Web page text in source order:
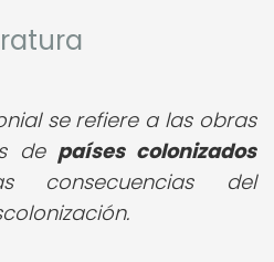
se refiere a las obras
de países colonizados
consecuencias del